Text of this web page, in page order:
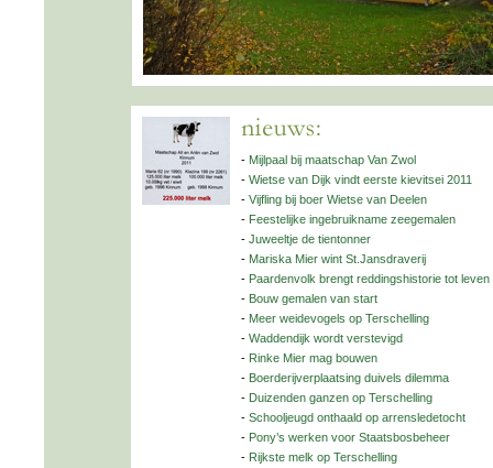
- Mijlpaal bij maatschap Van Zwol
- Wietse van Dijk vindt eerste kievitsei 2011
- Vijfling bij boer Wietse van Deelen
- Feestelijke ingebruikname zeegemalen
- Juweeltje de tientonner
- Mariska Mier wint St.Jansdraverij
- Paardenvolk brengt reddingshistorie tot leven
- Bouw gemalen van start
- Meer weidevogels op Terschelling
- Waddendijk wordt verstevigd
- Rinke Mier mag bouwen
- Boerderijverplaatsing duivels dilemma
- Duizenden ganzen op Terschelling
- Schooljeugd onthaald op arrensledetocht
- Pony’s werken voor Staatsbosbeheer
- Rijkste melk op Terschelling